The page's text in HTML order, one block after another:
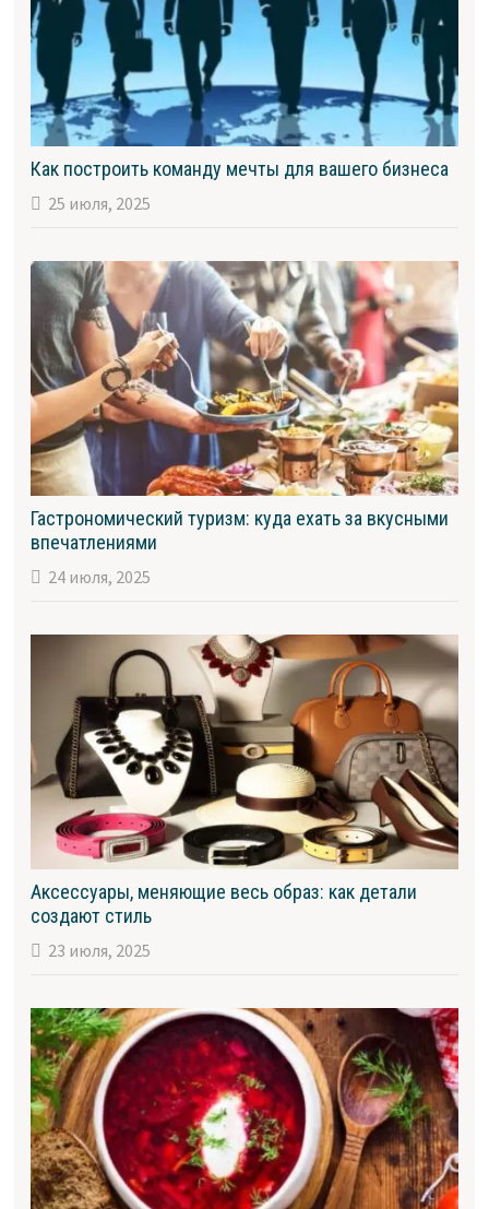
Как построить команду мечты для вашего бизнеса
25 июля, 2025
Гастрономический туризм: куда ехать за вкусными
впечатлениями
24 июля, 2025
Аксессуары, меняющие весь образ: как детали
создают стиль
23 июля, 2025